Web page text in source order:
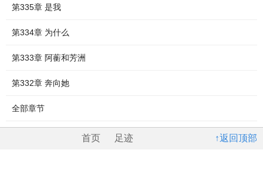
第335章 是我
第334章 为什么
第333章 阿蘅和芳洲
第332章 奔向她
全部章节
↑返回顶部
首页 足迹